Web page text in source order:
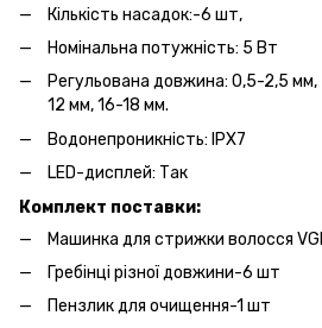
Кількість насадок:-6 шт,
Номінальна потужність: 5 Вт
Регульована довжина: 0,5-2,5
12 мм, 16-18 мм.
Водонепроникність: IPX7
LED-дисплей: Так
Комплект поставки:
Машинка для стрижки волосся
Гребінці різної довжини-6 шт
Пензлик для очищення-1 шт